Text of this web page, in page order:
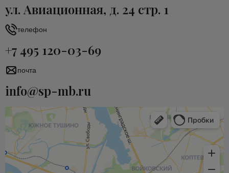
ул. Авиационная, д. 24 стр. 1
телефон
+7 495 120-03-69
почта
info@sp-mb.ru